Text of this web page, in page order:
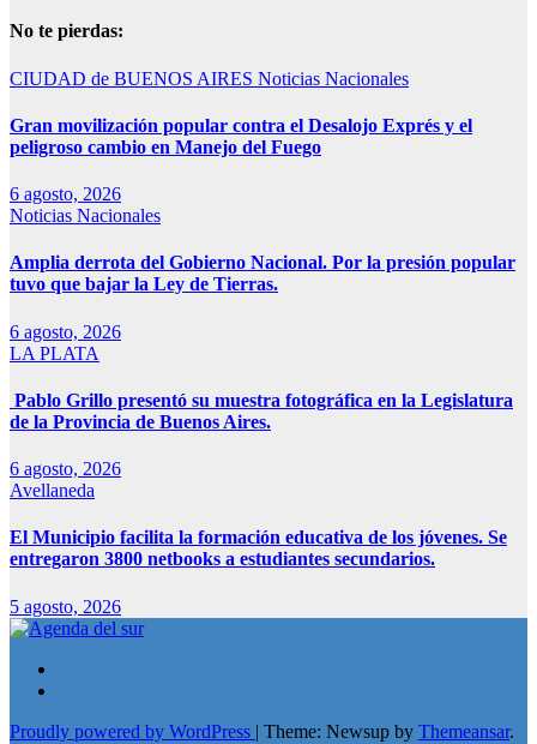
No te pierdas:
CIUDAD de BUENOS AIRES Noticias Nacionales
Gran movilización popular contra el Desalojo Exprés y el
peligroso cambio en Manejo del Fuego
6 agosto, 2026
Noticias Nacionales
Amplia derrota del Gobierno Nacional. Por la presión popular
tuvo que bajar la Ley de Tierras.
6 agosto, 2026
LA PLATA
Pablo Grillo presentó su muestra fotográfica en la Legislatura
de la Provincia de Buenos Aires.
6 agosto, 2026
Avellaneda
El Municipio facilita la formación educativa de los jóvenes. Se
entregaron 3800 netbooks a estudiantes secundarios.
5 agosto, 2026
Proudly powered by WordPress | Theme: Newsup by Themeansar.